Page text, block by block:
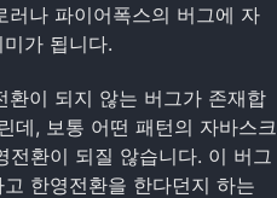
러나 파이어폭스의 버그에 자
가 됩니다.
환이 되지 않는 버그가 존재합
데, 보통 어떤 패턴의 자바스크
환이 되질 않습니다. 이 버그
한영전환을 한다던지 하는